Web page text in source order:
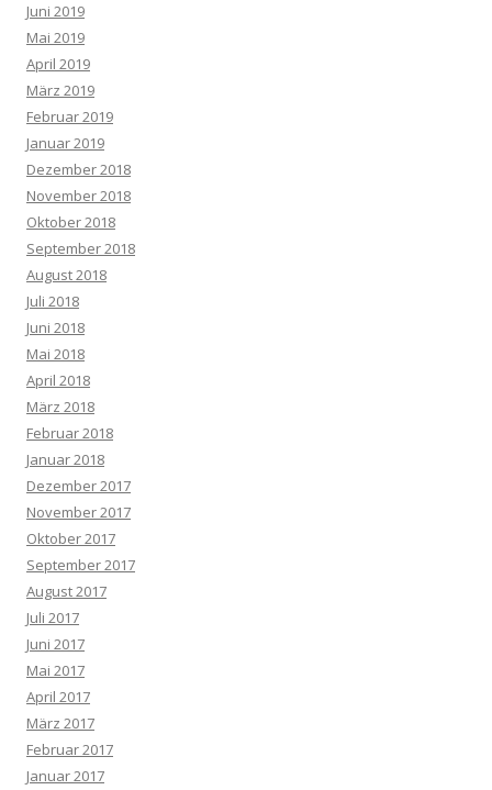
Juni 2019
Mai 2019
April 2019
März 2019
Februar 2019
Januar 2019
Dezember 2018
November 2018
Oktober 2018
September 2018
August 2018
Juli 2018
Juni 2018
Mai 2018
April 2018
März 2018
Februar 2018
Januar 2018
Dezember 2017
November 2017
Oktober 2017
September 2017
August 2017
Juli 2017
Juni 2017
Mai 2017
April 2017
März 2017
Februar 2017
Januar 2017